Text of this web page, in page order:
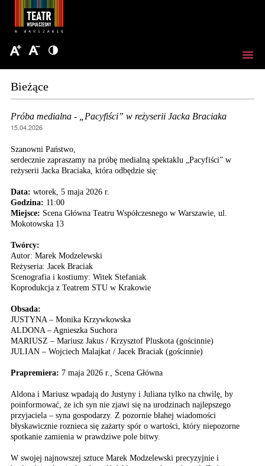
Bieżące
Próba medialna - „Pacyfiści” w reżyserii Jacka Braciaka
15.04.2026
Szanowni Państwo,
serdecznie zapraszamy na próbę medialną spektaklu „Pacyfiści” w
reżyserii Jacka Braciaka, która odbędzie się:
Data: wtorek, 5 maja 2026 r.
Godzina: 11:00
Miejsce: Scena Główna Teatru Współczesnego w Warszawie, ul.
Mokotowska 13
Twórcy:
Autor: Marek Modzelewski
Reżyseria: Jacek Braciak
Scenografia i kostiumy: Witek Stefaniak
Koprodukcja z Teatrem STU w Krakowie
Obsada:
JUSTYNA – Monika Krzywkowska
ALDONA – Agnieszka Suchora
MARIUSZ – Mariusz Jakus / Krzysztof Pluskota (gościnnie)
JULIAN – Wojciech Malajkat / Jacek Braciak (gościnnie)
Prapremiera: 7 maja 2026 r., Scena Główna
Aldona i Mariusz wpadają do Justyny i Juliana tylko na chwilę, by
poinformować, że ich syn nie zjawi się na urodzinach najlepszego
przyjaciela – syna gospodarzy. Z pozornie błahej wiadomości
błyskawicznie roznieca się zażarty spór o wartości, który niepozorne
spotkanie zamienia w prawdziwe pole bitwy.
W swojej najnowszej sztuce Marek Modzelewski precyzyjnie i